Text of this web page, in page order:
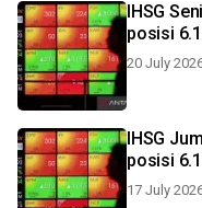
IHSG
posisi
20 July
IHSG
posisi
17 July